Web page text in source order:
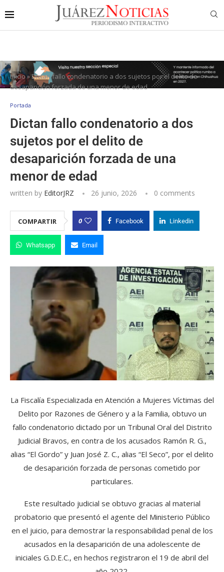
Inicio»Dictan fallo condenatorio a dos sujetos por el delito de
desaparición forzada de una menor de edad
Portada
Dictan fallo condenatorio a dos
sujetos por el delito de
desaparición forzada de una
menor de edad
written by EditorJRZ 26 junio, 2026 0 comments
COMPARTIR 0 Facebook Linkedin
Whatsapp Email
La Fiscalía Especializada en Atención a Mujeres Víctimas del
Delito por Razones de Género y a la Familia, obtuvo un
fallo condenatorio dictado por un Tribunal Oral del Distrito
Judicial Bravos, en contra de los acusados Ramón R. G.,
alias “El Gordo” y Juan José Z. C., alias “El Seco”, por el delito
de desaparición forzada de personas cometido por
particulares.
Este resultado judicial se obtuvo gracias al material
probatorio que presentó el agente del Ministerio Público
en el juicio, para demostrar la responsabilidad penal de los
acusados en la desaparición de una adolescente de
iniciales G.D.E.C., en hechos registraron el 19 de abril del